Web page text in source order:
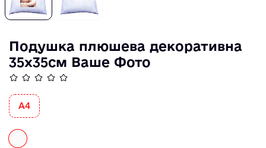
Подушка плюшева декоративна
35х35см Ваше Фото
А4